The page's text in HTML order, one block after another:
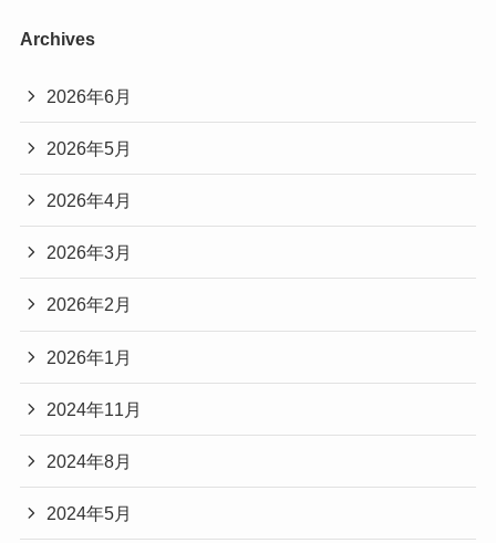
Archives
2026年6月
2026年5月
2026年4月
2026年3月
2026年2月
2026年1月
2024年11月
2024年8月
2024年5月